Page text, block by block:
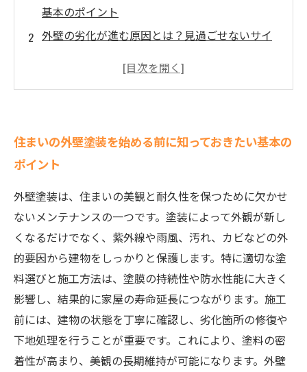
基本のポイント
外壁の劣化が進む原因とは？見過ごせないサイ
最新技術で実現する美観と耐久性の両立とは？
の驚きの防御効果
外壁塗装で変わる！住まいの美しさと長持ちの
秘密を徹底解説
外壁塗装のメリットを最大化するポイント—色
選びと塗料の選択法
外壁塗装で理想の住まいへ—美観と耐久性を両
立させる最終ガイド
住まいの外壁塗装を始める前に知っておきたい基本の
ポイント
外壁塗装は、住まいの美観と耐久性を保つために欠かせ
ないメンテナンスの一つです。塗装によって外観が新し
くなるだけでなく、紫外線や雨風、汚れ、カビなどの外
的要因から建物をしっかりと保護します。特に適切な塗
料選びと施工方法は、塗膜の持続性や防水性能に大きく
影響し、結果的に家屋の寿命延長につながります。施工
前には、建物の状態を丁寧に確認し、劣化箇所の修復や
下地処理を行うことが重要です。これにより、塗料の密
着性が高まり、美観の長期維持が可能になります。外壁